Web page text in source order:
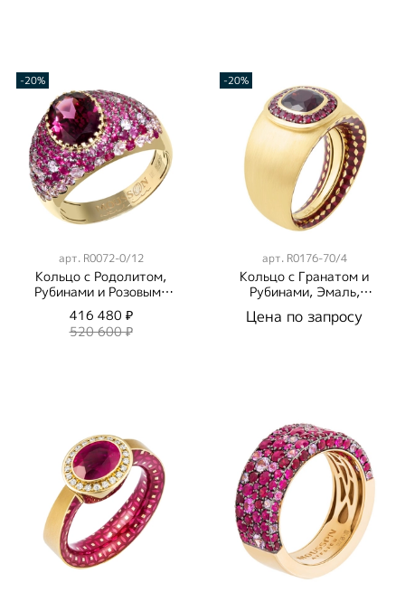
-20%
арт. R0072-0/12
Кольцо с Родолитом,
Рубинами и Розовыми
Сапфирами, R0072-
0/12
416 480 ₽
520 600 ₽
-20%
арт. R0176-70/4
Кольцо с Гранатом и
Рубинами, Эмаль,
Цена по запросу